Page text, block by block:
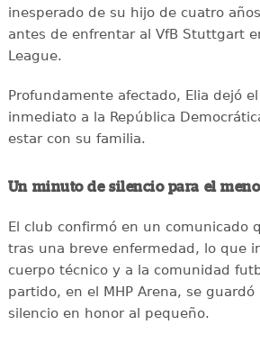
inesperado de su hijo de cuatro
antes de enfrentar al VfB Stuttgart
League.
Profundamente afectado, Elia dejó
inmediato a la República
estar con su familia.
Un minuto de silencio para el
El club confirmó en un comunicado
tras una breve enfermedad, lo que
cuerpo técnico y a la comunidad
partido, en el MHP Arena, se
silencio en honor al pequeño.